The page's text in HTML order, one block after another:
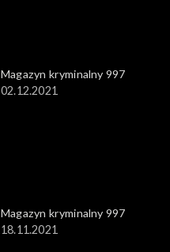
Magazyn kryminalny 997
02.12.2021
Magazyn kryminalny 997
18.11.2021